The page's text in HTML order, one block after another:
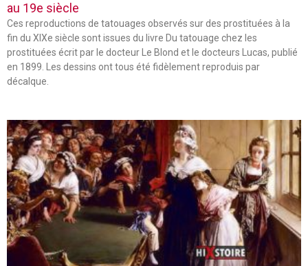
au 19e siècle
Ces reproductions de tatouages observés sur des prostituées à la
fin du XIXe siècle sont issues du livre Du tatouage chez les
prostituées écrit par le docteur Le Blond et le docteurs Lucas, publié
en 1899. Les dessins ont tous été fidèlement reproduis par
décalque.